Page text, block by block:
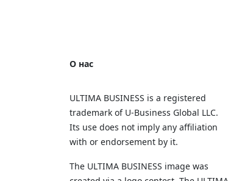
О нас
ULTIMA BUSINESS is a registered
trademark of U‑Business Global LLC.
Its use does not imply any affiliation
with or endorsement by it.
The ULTIMA BUSINESS image was